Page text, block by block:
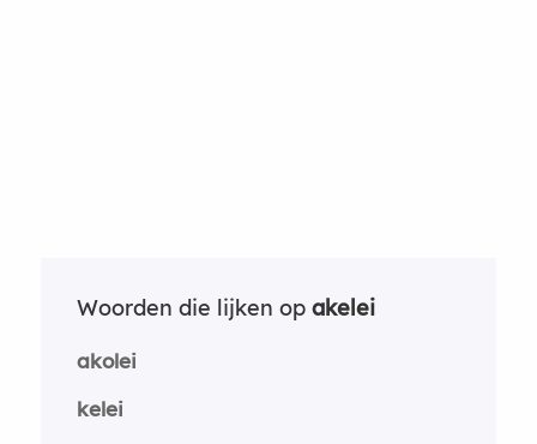
Woorden die lijken op akelei
akolei
kelei